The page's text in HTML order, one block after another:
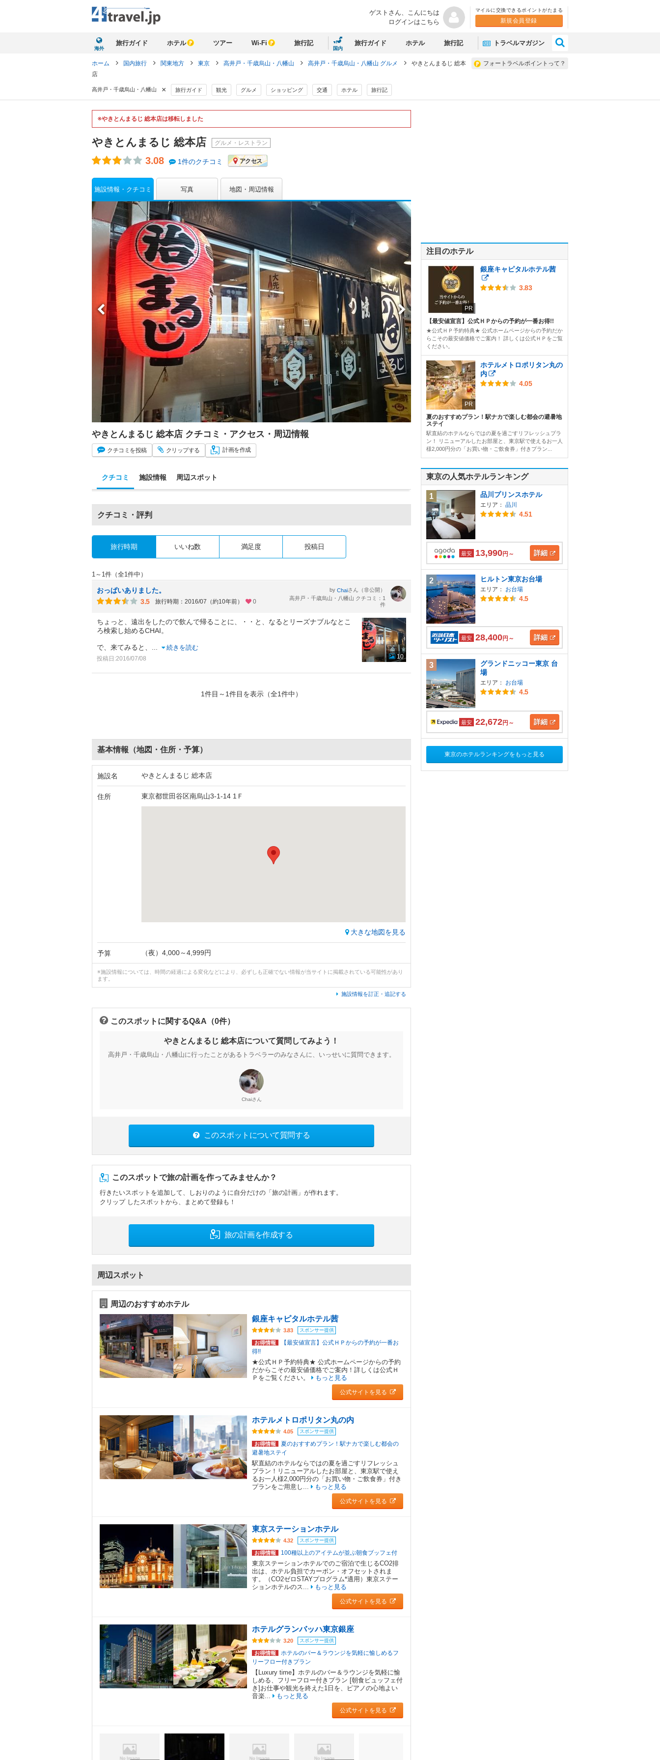
ゲストさん、 こんにちは
ログインはこちら
マイルに交換できるポイントがたまる
新規会員登録
海外
旅行ガイド ホテル ツアー Wi-Fi 旅行記
国内
旅行ガイド ホテル 旅行記 トラベルマガジン
フォートラベルポイントって？
ホーム 国内旅行 関東地方 東京 高井戸・千歳烏山・八幡山 高井戸・千歳烏山・八幡山 グルメ
やきとんまるじ 総本
店
高井戸・千歳烏山・八幡山 × 旅行ガイド 観光 グルメ ショッピング 交通 ホテル 旅行記
※やきとんまるじ 総本店は移転しました
やきとんまるじ 総本店 グルメ・レストラン
3.08 1件のクチコミ アクセス
施設情報・クチコミ 写真 地図・周辺情報
やきとんまるじ 総本店 クチコミ・アクセス・周辺情報
クチコミ を投稿 クリップする 計画を作成
クチコミ 施設情報 周辺スポット
クチコミ・評判
旅行時期 いいね数 満足度 投稿日
1～1件（全1件中）
おっぱいありました。
3.5
旅行時期：2016/07（約10年前） 0
by Chaiさん（非公開）
高井戸・千歳烏山・八幡山 クチコミ：1
件
ちょっと、遠出をしたので飲んで帰ることに、・・と、なるとリーズナブルなとこ
ろ検索し始めるCHAI。
で、来てみると、 続きを読む
投稿日:2016/07/08 10
1件目～1件目を表示（全1件中）
基本情報（地図・住所・予算）
施設名 やきとんまるじ 総本店
住所 東京都世田谷区南烏山3-1-14 1Ｆ
大きな地図を見る
予算 （夜）4,000～4,999円
※施設情報については、時間の経過による変化などにより、必ずしも正確でない情報が当サイトに掲載されている可能性があり
ます。
施設情報を訂正・追記する
このスポットに関するQ&A（0件）
やきとんまるじ 総本店について質問してみよう！
高井戸・千歳烏山・八幡山に行ったことがあるトラベラーのみなさんに、いっせいに質問できます。
Chaiさん
このスポットについて質問する
このスポットで旅の計画を作ってみませんか？
行きたいスポットを追加して、しおりのように自分だけの「旅の計画」が作れます。
クリップ したスポットから、まとめて登録も！
旅の計画を作成する
周辺スポット
周辺のおすすめホテル
銀座キャピタルホテル茜
3.83 スポンサー提供
お得情報
【最安値宣言】公式ＨＰからの予約が一番お
得!!
★公式ＨＰ予約特典★ 公式ホームページからの予約
だからこその最安値価格でご案内！詳しくは公式Ｈ
Ｐをご覧ください。
もっと見る
公式サイトを見る
ホテルメトロポリタン丸の内
4.05 スポンサー提供
お得情報
夏のおすすめプラン！駅ナカで楽しむ都会の
避暑地ステイ
駅直結のホテルならではの夏を過ごすリフレッシュ
プラン！リニューアルしたお部屋と、東京駅で使え
るお一人様2,000円分の「お買い物・ご飲食券」付き
プランをご用意し...
もっと見る
公式サイトを見る
東京ステーションホテル
4.32 スポンサー提供
お得情報 100種以上のアイテムが並ぶ朝食ブッフェ付
東京ステーションホテルでのご宿泊で生じるCO2排
出は、ホテル負担でカーボン・オフセットされま
す。（CO2ゼロSTAYプログラム*適用）東京ステー
ションホテルのス...
もっと見る
公式サイトを見る
ホテルグランバッハ東京銀座
3.20 スポンサー提供
お得情報
ホテルのバー＆ラウンジを気軽に愉しめるフ
リーフロー付きプラン
【Luxury time】ホテルのバー＆ラウンジを気軽に愉
しめる、フリーフロー付きプラン [朝食ビュッフェ付
き]お仕事や観光を終えた1日を、ピアノの心地よい
音楽...
もっと見る
公式サイトを見る
注目のホテル
PR
銀座キャピタルホテル茜
3.83
【最安値宣言】公式ＨＰからの予約が一番お得!!
★公式ＨＰ予約特典★ 公式ホームページからの予約だか
らこその最安値価格でご案内！ 詳しくは公式ＨＰをご覧
ください。
PR
ホテルメトロポリタン丸の
内
4.05
夏のおすすめプラン！駅ナカで楽しむ都会の避暑地
ステイ
駅直結のホテルならではの夏を過ごすリフレッシュプラ
ン！ リニューアルしたお部屋と、東京駅で使えるお一人
様2,000円分の「お買い物・ご飲食券」付きプラン...
東京の人気ホテルランキング
1 品川プリンスホテル
エリア： 品川
4.51
最安 13,990円～ 詳細
2 ヒルトン東京お台場
エリア： お台場
4.5
最安 28,400円～ 詳細
3
グランドニッコー東京 台
場
エリア： お台場
4.5
最安 22,672円～ 詳細
東京のホテルランキングをもっと見る